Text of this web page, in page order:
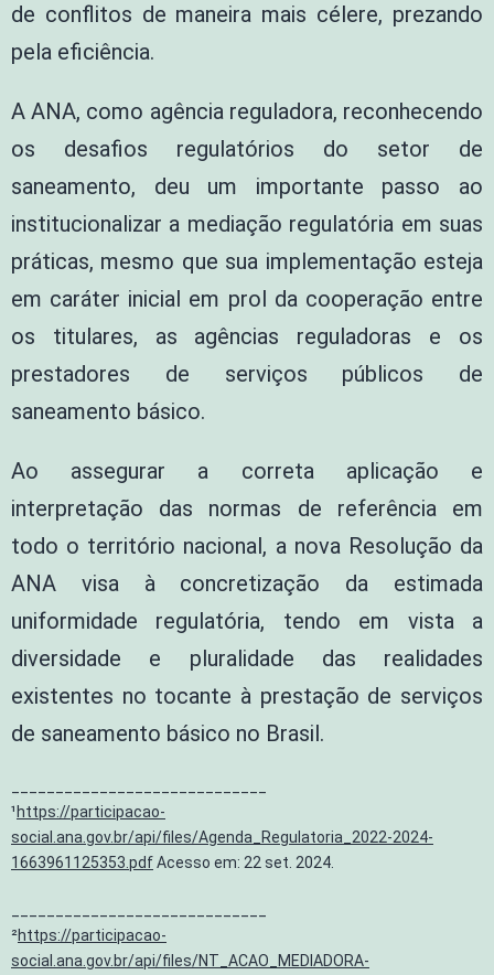
de conflitos de maneira mais célere, prezando
pela eficiência.
A ANA, como agência reguladora, reconhecendo
os desafios regulatórios do setor de
saneamento, deu um importante passo ao
institucionalizar a mediação regulatória em suas
práticas, mesmo que sua implementação esteja
em caráter inicial em prol da cooperação entre
os titulares, as agências reguladoras e os
prestadores de serviços públicos de
saneamento básico.
Ao assegurar a correta aplicação e
interpretação das normas de referência em
todo o território nacional, a nova Resolução da
ANA visa à concretização da estimada
uniformidade regulatória, tendo em vista a
diversidade e pluralidade das realidades
existentes no tocante à prestação de serviços
de saneamento básico no Brasil.
¹ https://participacao-
social.ana.gov.br/api/files/Agenda_Regulatoria_2022-2024-
1663961125353.pdfAcesso em: 22 set. 2024.
²https://participacao-
social.ana.gov.br/api/files/NT_ACAO_MEDIADORA-